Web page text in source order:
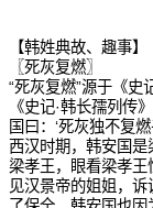
【韩姓典故、趣事】
〖死灰复燃〗
“死灰复燃”源于《史
《史记·韩长孺列传
国曰：‘死灰独不复燃
西汉时期，韩安国
梁孝王，眼看梁孝
见汉景帝的姐姐，